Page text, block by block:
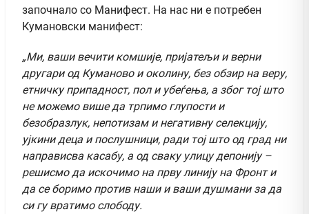
започнало со Манифест. На нас ни е потребен
Кумановски манифест:
„Ми, ваши вечити комшије, пријатељи и верни
другари од Куманово и околину, без обзир на веру,
етничку припадност, пол и убеѓења, а због тој што
не можемо више да трпимо глупости и
безобразлук, непотизам и негативну селекцију,
ујкини деца и послушници, ради тој што од град ни
направисва касабу, а од сваку улицу депонију –
решисмо да искочимо на прву линију на Фронт и
да се боримо против наши и ваши душмани за да
си гу вратимо слободу.